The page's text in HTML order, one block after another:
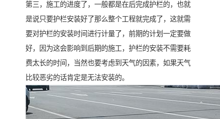
第三，施工的进度了，一般都是在后完成护栏的，也就
是说只要护栏安装好了那么整个工程就完成了，这就需
要对护栏的安装时间进行计量了，前期的计划一定要做
好，因为这会影响到后期的施工，护栏的安装不需要耗
费太长的时间，当然也要考虑到天气的因素，如果天气
比较恶劣的话肯定是无法安装的。